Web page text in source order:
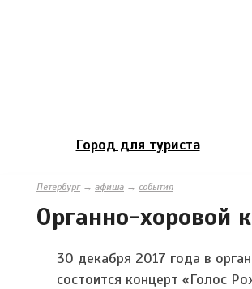
Город для туриста
Петербург→ афиша → события
Органно-хоровой
30 декабря 2017 года в
состоится концерт «Голос